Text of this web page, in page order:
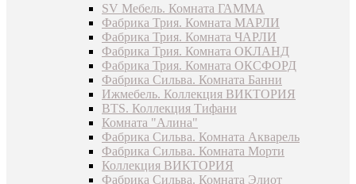
SV Мебель. Комната ГАММА
Фабрика Трия. Комната МАРЛИ
Фабрика Трия. Комната ЧАРЛИ
Фабрика Трия. Комната ОКЛАНД
Фабрика Трия. Комната ОКСФОРД
Фабрика Сильва. Комната Банни
Ижмебель. Коллекция ВИКТОРИЯ
BTS. Коллекция Тифани
Комната "Алина"
Фабрика Сильва. Комната Акварель
Фабрика Сильва. Комната Морти
Коллекция ВИКТОРИЯ
Фабрика Сильва. Комната Элиот